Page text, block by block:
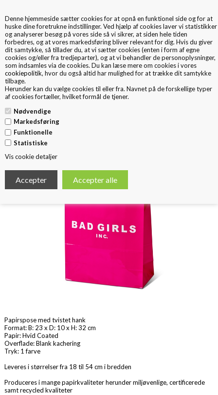
Denne hjemmeside sætter cookies for at opnå en funktionel side og for at
huske dine foretrukne indstillinger. Ved hjælp af cookies laver vi statistikker
og analyserer besøg på vores side så vi sikrer, at siden hele tiden
forbedres, og at vores markedsføring bliver relevant for dig. Hvis du giver
dit samtykke, så tillader du, at vi sætter cookies (enten i form af egne
cookies og/eller fra tredjeparter), og at vi behandler de personoplysninger,
som indsamles via de cookies. Du kan læse mere om cookies i vores
cookiepolitik, hvor du også altid har mulighed for at trække dit samtykke
tilbage.
Herunder kan du vælge cookies til eller fra. Navnet på de forskellige typer
af cookies fortæller, hvilket formål de tjener.
Nødvendige
Markedsføring
Funktionelle
Statistiske
Vis cookie detaljer
0
< Tilbage
Papirspose tvistet hank
Papirspose med tvistet hank
Format: B: 23 x D: 10 x H: 32 cm
Papir: Hvid Coated
Overflade: Blank kachering
Tryk: 1 farve
Leveres i størrelser fra 18 til 54 cm i bredden
Produceres i mange papirkvaliteter herunder miljøvenlige, certificerede
samt recycled kvaliteter